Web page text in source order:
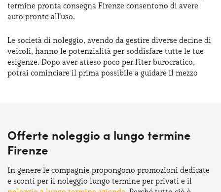
termine pronta consegna Firenze consentono di avere
auto pronte all'uso.
Le società di noleggio, avendo da gestire diverse decine di
veicoli, hanno le potenzialità per soddisfare tutte le tue
esigenze. Dopo aver atteso poco per l'iter burocratico,
potrai cominciare il prima possibile a guidare il mezzo
Offerte noleggio a lungo termine
Firenze
In genere le compagnie propongono promozioni dedicate
e sconti per il noleggio lungo termine per privati e il